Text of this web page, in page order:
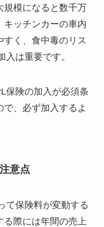
規模になると数千万
キッチンカーの車内
すく、食中毒のリス
入は重要です。
保険の加入が必須条
、必ず加入するよ
意点
て保険料が変動する
る際には年間の売上